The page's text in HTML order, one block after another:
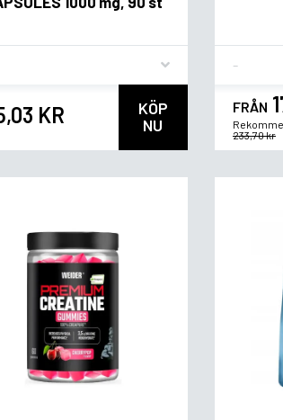
KR
KÖP
NU
FRÅN
233,70 kr